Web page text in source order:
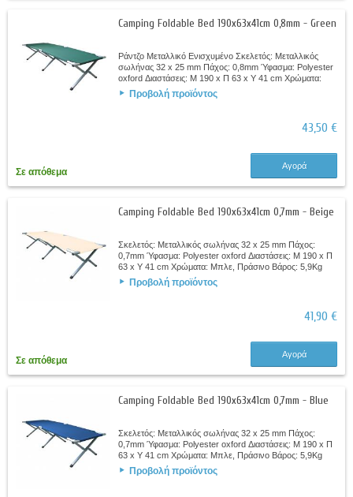
Camping Foldable Bed 190x63x41cm 0,8mm - Green
Ράντζο Μεταλλικό Ενισχυμένο Σκελετός: Μεταλλικός
σωλήνας 32 x 25 mm Πάχος: 0,8mm Ύφασμα: Polyester
oxford Διαστάσεις: M 190 x Π 63 x Y 41 cm Χρώματα:
Μπλε, Πράσινο Βάρος: 6,8Kg
Προβολή προϊόντος
43,50 €
Σε απόθεμα
Αγορά
Camping Foldable Bed 190x63x41cm 0,7mm - Beige
Σκελετός: Μεταλλικός σωλήνας 32 x 25 mm Πάχος:
0,7mm Ύφασμα: Polyester oxford Διαστάσεις: M 190 x Π
63 x Y 41 cm Χρώματα: Μπλε, Πράσινο Βάρος: 5,9Kg
Προβολή προϊόντος
41,90 €
Σε απόθεμα
Αγορά
Camping Foldable Bed 190x63x41cm 0,7mm - Blue
Σκελετός: Μεταλλικός σωλήνας 32 x 25 mm Πάχος:
0,7mm Ύφασμα: Polyester oxford Διαστάσεις: M 190 x Π
63 x Y 41 cm Χρώματα: Μπλε, Πράσινο Βάρος: 5,9Kg
Προβολή προϊόντος